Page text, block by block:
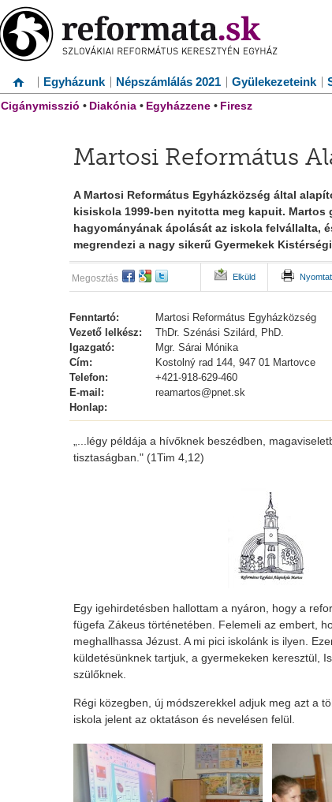
Egyházunk Népszámlálás 2021 Gyülekezeteink
Cigánymisszió • Diakónia • Egyházzene • Firesz
Martosi Református
A Martosi Református Egyházközség által
kisiskola 1999-ben nyitotta meg kapuit. Martos
hagyományának ápolását az iskola felvállalta,
megrendezi a nagy sikerű Gyermekek
Megosztás Elküld Nyomtat
Fenntartó:
Martosi Református Egyházközség
Vezető lelkész:
ThDr. Szénási Szilárd, PhD.
Igazgató:
Mgr. Sárai Mónika
Cím:
Kostolný rad 144, 947 01 Martovce
Telefon:
+421-918-629-460
E-mail:
reamartos@pnet.sk
Honlap:
„...légy példája a hívőknek beszédben,
tisztaságban." (1Tim 4,12)
Egy igehirdetésben hallottam a nyáron, hogy a
fügefa Zákeus történetében. Felemeli az embert,
meghallhassa Jézust. A mi pici iskolánk is ilyen.
küldetésünknek tartjuk, a gyermekeken keresztül,
szülőknek.
Régi közegben, új módszerekkel adjuk meg azt a
iskola jelent az oktatáson és nevelésen felül.